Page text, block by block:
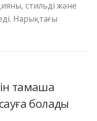
стильді және
Нарықтағы
тамаша
болады